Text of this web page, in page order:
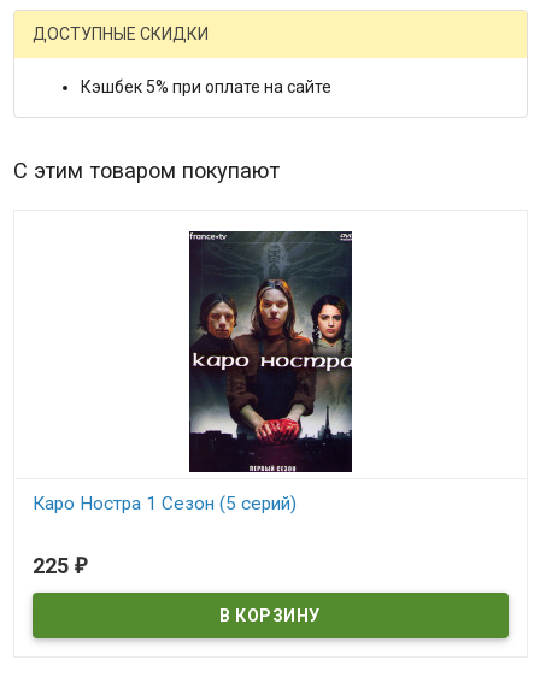
ДОСТУПНЫЕ СКИДКИ
Кэшбек 5% при оплате на сайте
С этим товаром покупают
Каро Ностра 1 Сезон (5 серий)
225 ₽